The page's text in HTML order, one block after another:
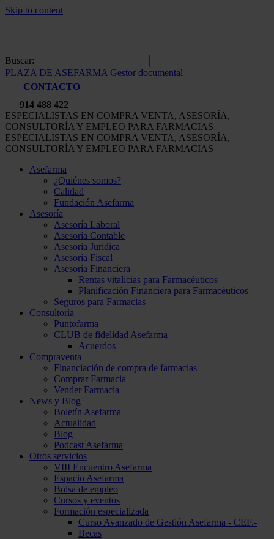
Skip to content
Buscar:
PLAZA DE ASEFARMA Gestor documental
CONTACTO
914 488 422
ESPECIALISTAS EN COMPRA VENTA, ASESORÍA,
CONSULTORÍA Y EMPLEO PARA FARMACIAS
ESPECIALISTAS EN COMPRA VENTA, ASESORÍA,
CONSULTORÍA Y EMPLEO PARA FARMACIAS
Asefarma
¿Quiénes somos?
Calidad
Fundación Asefarma
Asesoría
Asesoría Laboral
Asesoría Contable
Asesoría Jurídica
Asesoría Fiscal
Asesoría Financiera
Rentas vitalicias para Farmacéuticos
Planificación Financiera para Farmacéuticos
Seguros para Farmacias
Consultoría
Puntofarma
CLUB de fidelidad Asefarma
Acuerdos
Compraventa
Financiación de compra de farmacias
Comprar Farmacia
Vender Farmacia
News y Blog
Boletín Asefarma
Actualidad
Blog
Podcast Asefarma
Otros servicios
VIII Encuentro Asefarma
Espacio Asefarma
Bolsa de empleo
Cursos y eventos
Formación especializada
Curso Avanzado de Gestión Asefarma - CEF.-
Becas